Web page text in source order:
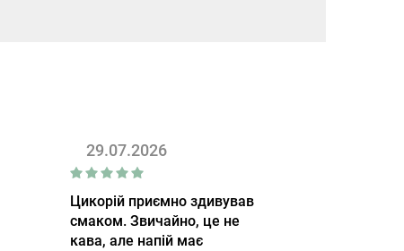
29.07.2026
Цикорій приємно здивував
смаком. Звичайно, це не
кава, але напій має